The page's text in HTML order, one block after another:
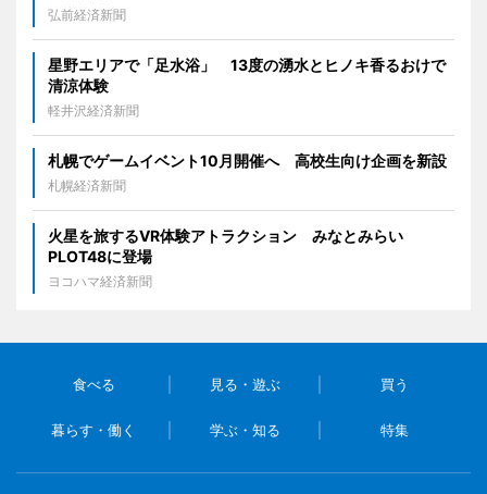
弘前経済新聞
星野エリアで「足水浴」 13度の湧水とヒノキ香るおけで
清涼体験
軽井沢経済新聞
札幌でゲームイベント10月開催へ 高校生向け企画を新設
札幌経済新聞
火星を旅するVR体験アトラクション みなとみらい
PLOT48に登場
ヨコハマ経済新聞
食べる 見る・遊ぶ 買う
暮らす・働く 学ぶ・知る 特集